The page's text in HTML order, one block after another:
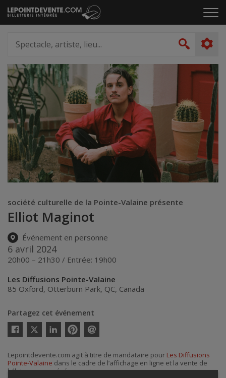
Passer
au
le
artiste,
lieu...
société culturelle de la Pointe-Valaine présente
Elliot Maginot
Événement en personne
6 avril 2024
20h00 – 21h30 / Entrée: 19h00
Les Diffusions Pointe-Valaine
85 Oxford, Otterburn Park, QC, Canada
Partagez cet événement
Twitter
courriel
Lepointdevente.com agit à titre de mandataire pour Les Diffusions
Pointe-Valaine dans le cadre de l’affichage en ligne et la vente de
billets pour ses événements.